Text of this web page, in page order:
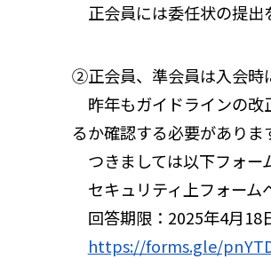
正会員には委任状の提出
②正会員、準会員は入会時
昨年もガイドラインの改
るか確認する必要がありま
つきましては以下フォー
セキュリティ上フォーム
回答期限：2025年4月18
https://forms.gle/